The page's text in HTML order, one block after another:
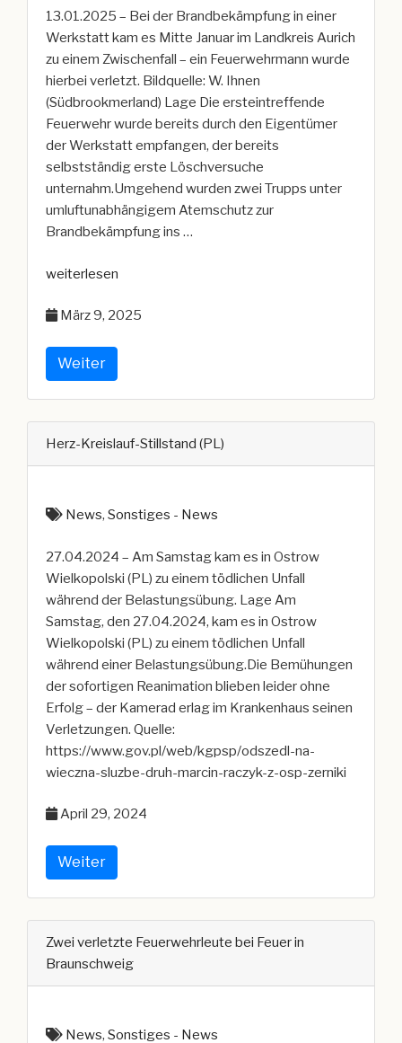
13.01.2025 – Bei der Brandbekämpfung in einer
Werkstatt kam es Mitte Januar im Landkreis Aurich
zu einem Zwischenfall – ein Feuerwehrmann wurde
hierbei verletzt. Bildquelle: W. Ihnen
(Südbrookmerland) Lage Die ersteintreffende
Feuerwehr wurde bereits durch den Eigentümer
der Werkstatt empfangen, der bereits
selbstständig erste Löschversuche
unternahm.Umgehend wurden zwei Trupps unter
umluftunabhängigem Atemschutz zur
Brandbekämpfung ins …
„Verletzter
durch
weiterlesen
März 9, 2025
Weiter
Herz-Kreislauf-Stillstand (PL)
News, Sonstiges - News
27.04.2024 – Am Samstag kam es in Ostrow
Wielkopolski (PL) zu einem tödlichen Unfall
während der Belastungsübung. Lage Am
Samstag, den 27.04.2024, kam es in Ostrow
Wielkopolski (PL) zu einem tödlichen Unfall
während einer Belastungsübung.Die Bemühungen
der sofortigen Reanimation blieben leider ohne
Erfolg – der Kamerad erlag im Krankenhaus seinen
Verletzungen. Quelle:
https://www.gov.pl/web/kgpsp/odszedl-na-
wieczna-sluzbe-druh-marcin-raczyk-z-osp-zerniki
April 29, 2024
Weiter
Zwei verletzte Feuerwehrleute bei Feuer in
Braunschweig
News, Sonstiges - News